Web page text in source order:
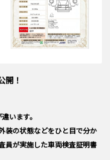
開！
います。
装の状態などをひと目で分か
員が実施した車両検査証明書